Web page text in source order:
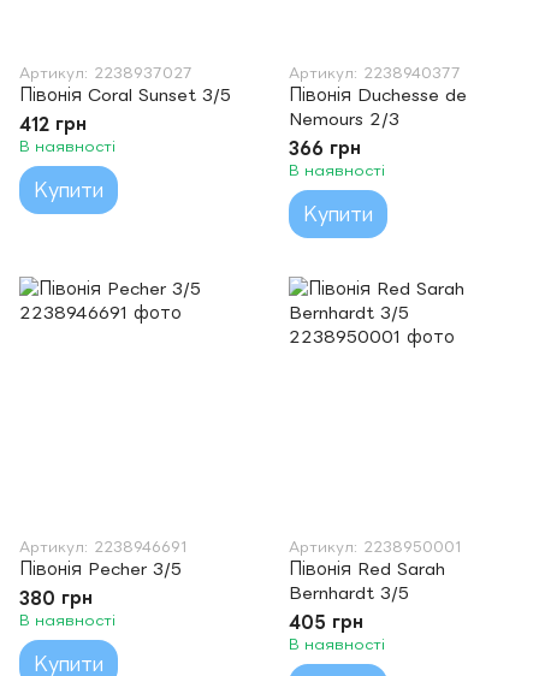
Артикул: 2238937027
Півонія Coral Sunset 3/5
412 грн
В наявності
Купити
Артикул: 2238940377
Півонія Duchesse de
Nemours 2/3
366 грн
В наявності
Купити
Артикул: 2238946691
Півонія Pecher 3/5
380 грн
В наявності
Купити
Артикул: 2238950001
Півонія Red Sarah
Bernhardt 3/5
405 грн
В наявності